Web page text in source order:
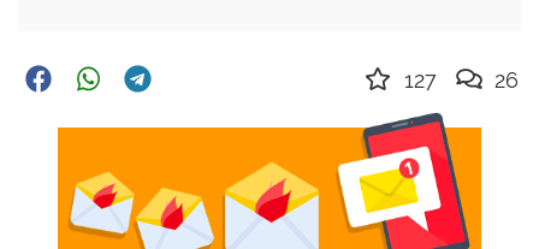
127 26